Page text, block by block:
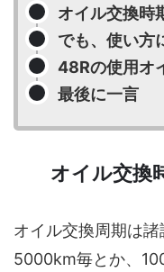
オイル交換時
でも、使い方
48Rの使用オ
最後に一言
オイル交換
オイル交換周期は
5000km毎とか、